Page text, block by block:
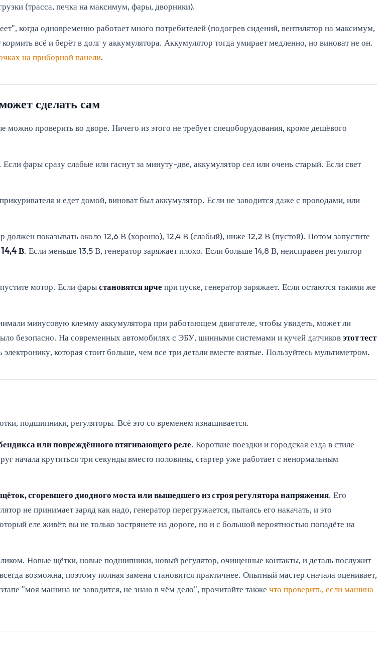
(трасса, печка на максимум, фары, дворники).
когда одновременно работает много потребителей (подогрев сидений, вентилятор на максимум,
всё и берёт в долг у аккумулятора. Аккумулятор тогда умирает медленно, но виноват не он.
на приборной панели.
сделать сам
можно проверить во дворе. Ничего из этого не требует спецоборудования, кроме дешёвого
фары сразу слабые или гаснут за минуту-две, аккумулятор сел или очень старый. Если свет
и едет домой, виноват был аккумулятор. Если не заводится даже с проводами, или
должен показывать около 12,6 В (хорошо), 12,4 В (слабый), ниже 12,2 В (пустой). Потом запустите
В. Если меньше 13,5 В, генератор заряжает плохо. Если больше 14,8 В, неисправен регулятор
мотор. Если фарыстановятся ярче при пуске, генератор заряжает. Если остаются такими же
минусовую клемму аккумулятора при работающем двигателе, чтобы увидеть, может ли
безопасно. На современных автомобилях с ЭБУ, шинными системами и кучей датчиковэтот тест
которая стоит больше, чем все три детали вместе взятые. Пользуйтесь мультиметром.
подшипники, регуляторы. Всё это со временем изнашивается.
или повреждённого втягивающего реле. Короткие поездки и городская езда в стиле
начала крутиться три секунды вместо половины, стартер уже работает с ненормальным
сгоревшего диодного моста или вышедшего из строя регулятора напряжения. Его
не принимает заряд как надо, генератор перегружается, пытаясь его накачать, и это
еле живёт: вы не только застрянете на дороге, но и с большой вероятностью попадёте на
Новые щётки, новые подшипники, новый регулятор, очищенные контакты, и деталь послужит
возможна, поэтому полная замена становится практичнее. Опытный мастер сначала оценивает,
"моя машина не заводится, не знаю в чём дело", прочитайте также что проверить, если машина